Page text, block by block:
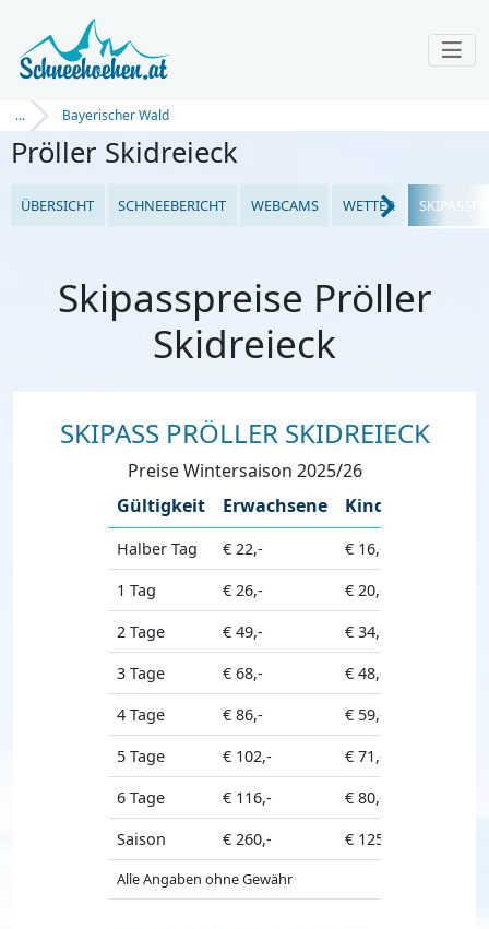
... Bayerischer Wald
Pröller Skidreieck
ÜBERSICHT SCHNEEBERICHT WEBCAMS WETTER
Skipasspreise Pröller
Skidreieck
SKIPASS PRÖLLER SKIDREIECK
Preise Wintersaison 2025/26
Gültigkeit
Erwachsene Kinder
Halber Tag € 22,-
€ 16,-
1 Tag
€ 26,-
€ 20,-
2 Tage
€ 49,-
€ 34,-
3 Tage
€ 68,-
€ 48,-
4 Tage
€ 86,-
€ 59,-
5 Tage
€ 102,-
€ 71,-
6 Tage
€ 116,-
€ 80,-
Saison
€ 260,- € 125,-
Alle Angaben ohne Gewähr